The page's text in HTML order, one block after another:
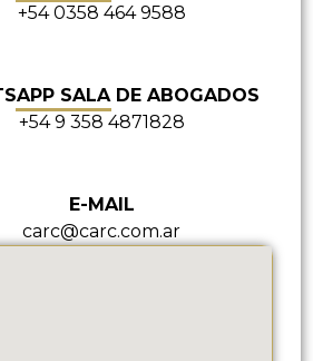
+54 0358 464 9588
SALA DE ABOGADOS
+54 9 358 4871828
E-MAIL
carc@carc.com.ar